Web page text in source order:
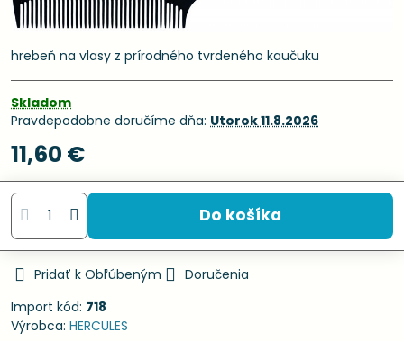
hrebeň na vlasy z prírodného tvrdeného kaučuku
Skladom
Pravdepodobne doručíme dňa: Utorok11.8.2026
11,60 €
Do košíka
Pridať k Obľúbeným
Doručenia
Import kód: 718
Výrobca: HERCULES